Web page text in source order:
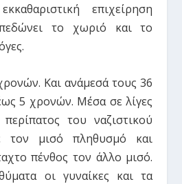
επιχείρηση
το χωριό και το
Και ανάμεσά τους 36
5 χρονών. Μέσα σε λίγες
του ναζιστικού
τον μισό πληθυσμό και
πένθος τον άλλο μισό.
οι γυναίκες και τα